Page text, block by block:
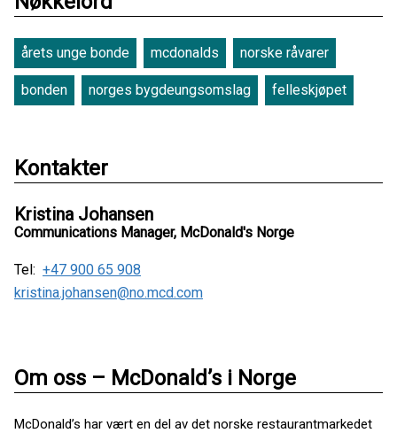
årets unge bonde mcdonalds norske råvarer
bonden norges bygdeungsomslag felleskjøpet
Kontakter
Kristina Johansen
Communications Manager, McDonald's Norge
Tel: +47 900 65 908
kristina.johansen@no.mcd.com
Om oss – McDonald’s i Norge
McDonald’s har vært en del av det norske restaurantmarkedet